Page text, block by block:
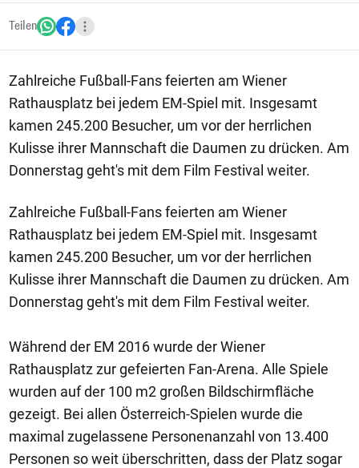
Teilen
Zahlreiche Fußball-Fans feierten am Wiener
Rathausplatz bei jedem EM-Spiel mit. Insgesamt
kamen 245.200 Besucher, um vor der herrlichen
Kulisse ihrer Mannschaft die Daumen zu drücken. Am
Donnerstag geht's mit dem Film Festival weiter.
Zahlreiche Fußball-Fans feierten am Wiener
Rathausplatz bei jedem EM-Spiel mit. Insgesamt
kamen 245.200 Besucher, um vor der herrlichen
Kulisse ihrer Mannschaft die Daumen zu drücken. Am
Donnerstag geht's mit dem Film Festival weiter.
Während der EM 2016 wurde der Wiener
Rathausplatz zur gefeierten Fan-Arena. Alle Spiele
wurden auf der 100 m2 großen Bildschirmfläche
gezeigt. Bei allen Österreich-Spielen wurde die
maximal zugelassene Personenanzahl von 13.400
Personen so weit überschritten, dass der Platz sogar